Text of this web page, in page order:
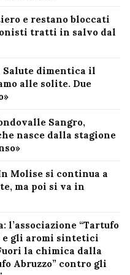
e restano bloccati
tratti in salvo dal
dimentica il
alle solite. Due
Sangro,
nasce dalla stagione
Molise si continua a
ma poi si va in
l’associazione “Tartufo
e gli aromi sintetici
la chimica dalla
Abruzzo” contro gli